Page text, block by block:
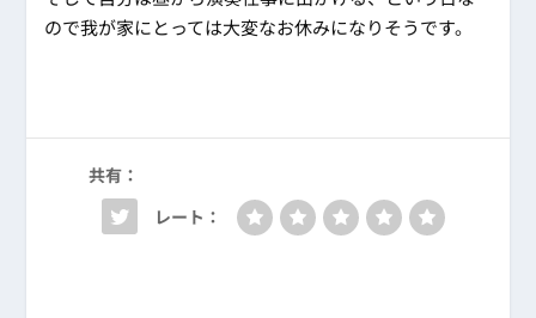
ので我が家にとっては大変なお休みになりそうです。
共有：
レート：